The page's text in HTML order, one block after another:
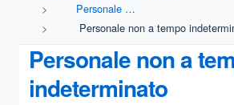
Personale non a tempo indeterminato
Personale non a tempo
Personale non a
indeterminato